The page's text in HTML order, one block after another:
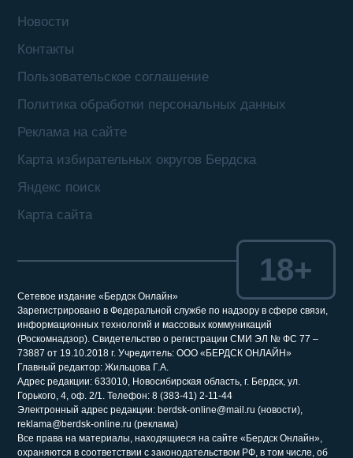
Новости
Контакты
Пользовательское соглашение
Политика обработки персональных данных
Реклама на сайте
Карта избирательных округов Бердска
Яндекс поиск
Карта сайта
Сетевое издание «Бердск Онлайн»
Зарегистрировано в Федеральной службе по надзору в сфере связи,
информационных технологий и массовых коммуникаций
(Роскомнадзор). Свидетельство о регистрации СМИ ЭЛ № ФС 77 –
73887 от 19.10.2018 г. Учредитель: ООО «БЕРДСК ОНЛАЙН»
Главный редактор: Жильцова Г.А.
Адрес редакции: 633010, Новосибирская область, г. Бердск, ул.
Горького, 4, оф. 2/1. Телефон: 8 (383-41) 2-11-44
Электронный адрес редакции: berdsk-online@mail.ru (новости),
reklama@berdsk-online.ru (реклама)
Все права на материалы, находящиеся на сайте «Бердск Онлайн»,
охраняются в соответствии с законодательством РФ, в том числе, об
18+